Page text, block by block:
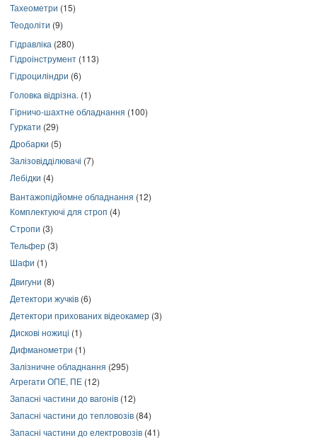
Тахеометри (15)
Теодоліти (9)
Гідравліка (280)
Гідроінструмент (113)
Гідроциліндри (6)
Головка відрізна. (1)
Гірничо-шахтне обладнання (100)
Гуркати (29)
Дробарки (5)
Залізовідділювачі (7)
Лебідки (4)
Вантажопідйомне обладнання (12)
Комплектуючі для строп (4)
Стропи (3)
Тельфер (3)
Шафи (1)
Двигуни (8)
Детектори жучків (6)
Детектори прихованих відеокамер (3)
Дискові ножиці (1)
Дифманометри (1)
Залізничне обладнання (295)
Агрегати ОПЕ, ПЕ (12)
Запасні частини до вагонів (12)
Запасні частини до тепловозів (84)
Запасні частини до електровозів (41)